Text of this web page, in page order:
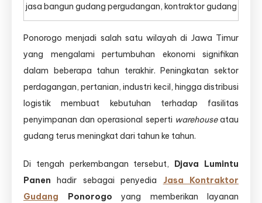
jasa bangun gudang pergudangan, kontraktor gudang
Ponorogo menjadi salah satu wilayah di Jawa Timur
yang mengalami pertumbuhan ekonomi signifikan
dalam beberapa tahun terakhir. Peningkatan sektor
perdagangan, pertanian, industri kecil, hingga distribusi
logistik membuat kebutuhan terhadap fasilitas
penyimpanan dan operasional seperti warehouseatau
gudang terus meningkat dari tahun ke tahun.
Di tengah perkembangan tersebut, Djava Lumintu
Panen hadir sebagai penyedia Jasa Kontraktor
Gudang Ponorogo yang memberikan layanan